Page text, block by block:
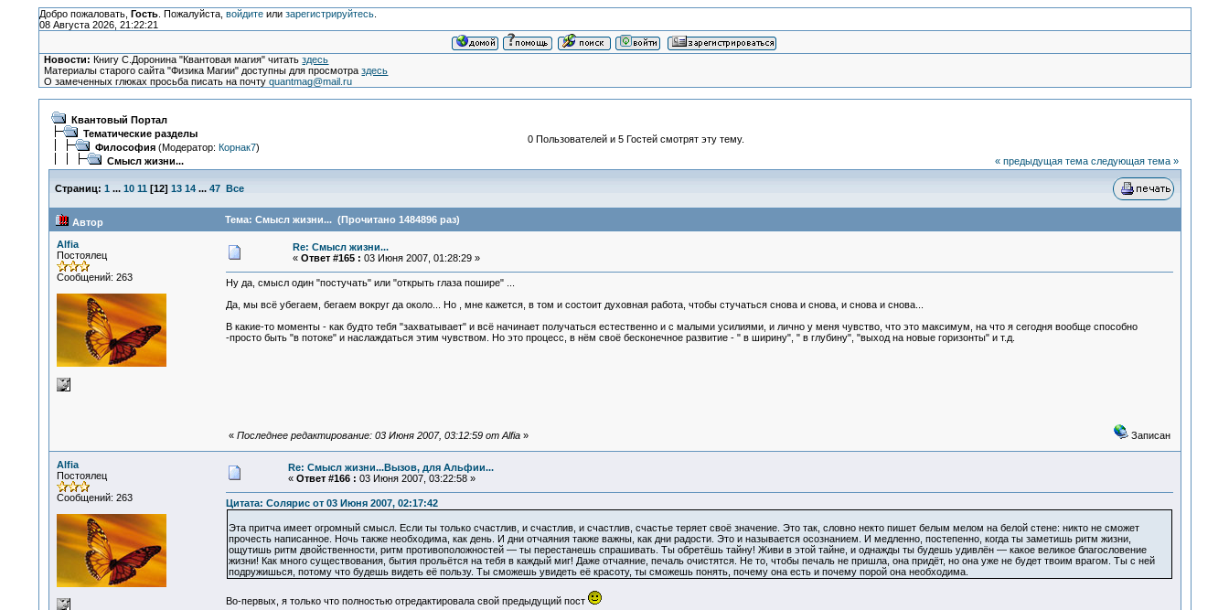
Добро пожаловать, Гость. Пожалуйста, войдитеили зарегистрируйтесь.
08 Августа 2026, 21:22:21
Новости: Книгу С.Доронина "Квантовая магия" читатьздесь
Материалы старого сайта "Физика Магии" доступны для просмотраздесь
О замеченных глюках просьба писать на почтуquantmag@mail.ru
Квантовый Портал
Тематические разделы
Философия(Модератор: Корнак7)
Смысл жизни...
0 Пользователей и 5 Гостей смотрят эту тему.
« предыдущая тема следующая тема »
Страниц: 1 ... 10 11 [12] 13 14 ... 47 Все
Автор Тема: Смысл жизни... (Прочитано 1484896 раз)
Alfia
Постоялец
Сообщений: 263
Re: Смысл жизни...
« Ответ #165 : 03 Июня 2007, 01:28:29 »
Ну да, смысл один "постучать" или "открыть глаза пошире" ...
Да, мы всё убегаем, бегаем вокруг да около... Но , мне кажется, в том и состоит духовная работа, чтобы стучаться снова и снова, и снова и снова...
В какие-то моменты - как будто тебя "захватывает" и всё начинает получаться естественно и с малыми усилиями, и лично у меня чувство, что это максимум, на что я сегодня вообще способно
-просто быть "в потоке" и наслаждаться этим чувством. Но это процесс, в нём своё бесконечное развитие - " в ширину", " в глубину", "выход на новые горизонты" и т.д.
« Последнее редактирование: 03 Июня 2007, 03:12:59 от Alfia» Записан
Alfia
Постоялец
Сообщений: 263
Re: Смысл жизни...Вызов, для Альфии...
« Ответ #166 : 03 Июня 2007, 03:22:58 »
Цитата: Солярис от 03 Июня 2007, 02:17:42
Эта притча имеет огромный смысл. Если ты только счастлив, и счастлив, и счастлив, счастье теряет своё значение. Это так, словно некто пишет белым мелом на белой стене: никто не сможет
прочесть написанное. Ночь также необходима, как день. И дни отчаяния также важны, как дни радости. Это и называется осознанием. И медленно, постепенно, когда ты заметишь ритм жизни,
ощутишь ритм двойственности, ритм противоположностей — ты перестанешь спрашивать. Ты обретёшь тайну! Живи в этой тайне, и однажды ты будешь удивлён — какое великое благословение
жизни! Как много существования, бытия прольётся на тебя в каждый миг! Даже отчаяние, печаль очистятся. Не то, чтобы печаль не пришла, она придёт, но она уже не будет твоим врагом. Ты с ней
подружишься, потому что будешь видеть её пользу. Ты сможешь увидеть её красоту, ты сможешь понять, почему она есть и почему порой она необходима.
Во-первых, я только что полностью отредактировала свой предыдущий пост